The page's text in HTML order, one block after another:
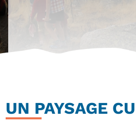
UN PAYSAGE